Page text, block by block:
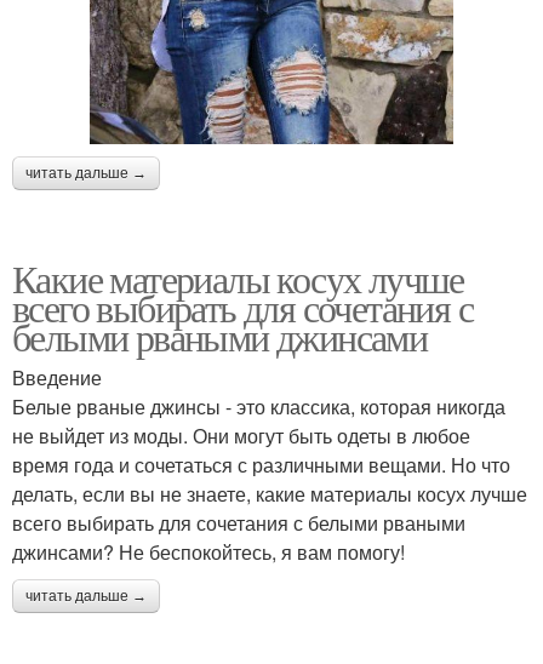
читать дальше →
Какие материалы косух лучше
всего выбирать для сочетания с
белыми рваными джинсами
Введение
Белые рваные джинсы - это классика, которая никогда
не выйдет из моды. Они могут быть одеты в любое
время года и сочетаться с различными вещами. Но что
делать, если вы не знаете, какие материалы косух лучше
всего выбирать для сочетания с белыми рваными
джинсами? Не беспокойтесь, я вам помогу!
читать дальше →